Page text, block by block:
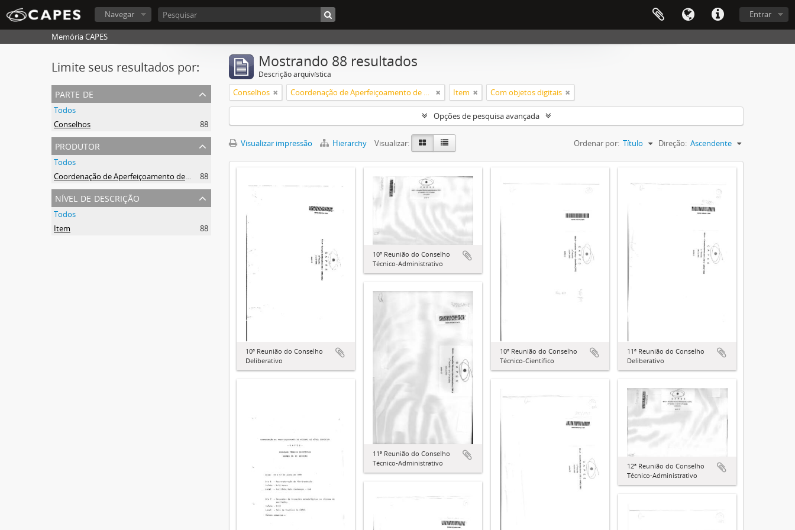
Entrar
Navegar
Memória CAPES
Limite seus resultados por:
parte de
Todos
Conselhos
88
produtor
Todos
Coordenação de Aperfeiçoamento de Pessoal de Nível Superior (CAPES)
88
nível de descrição
Todos
Item
88
Mostrando 88 resultados
Descrição arquivística
Conselhos Coordenação de Aperfeiçoamento de Pessoal de Nível Superior (CAPES) Item Com objetos digitais
Opções de pesquisa avançada
Visualizar impressão Hierarchy Visualizar: Ordenar por: Título Direção: Ascendente
10ª Reunião do Conselho
Deliberativo
10ª Reunião do Conselho
Técnico-Administrativo
10ª Reunião do Conselho
Técnico-Científico
11ª Reunião do Conselho
Deliberativo
11ª Reunião do Conselho
Técnico-Administrativo
12ª Reunião do Conselho
Técnico-Administrativo